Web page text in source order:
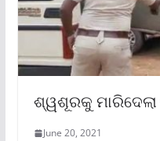
ଶ୍ୱଶୂରକୁ
June 20, 2021